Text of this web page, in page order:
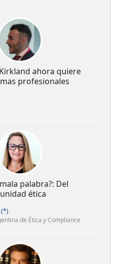
ahora quiere
profesionales
palabra?: Del
ética
(*)
de Ética y Compliance